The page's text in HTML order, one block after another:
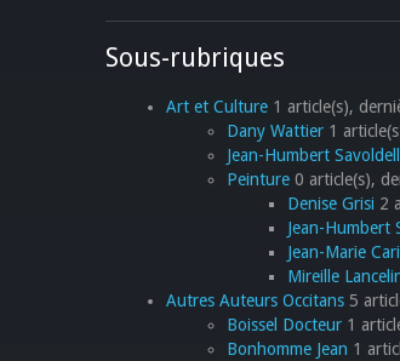
Sous-rubriques
Art et Culture 1 article(s),
Dany Wattier 1
Jean-Humbert
Peinture 0 article(s),
Denise Grisi 2
Jean-Humbert
Jean-Marie
Mireille
Autres Auteurs Occitans 5
Boissel Docteur 1
Bonhomme Jean 1